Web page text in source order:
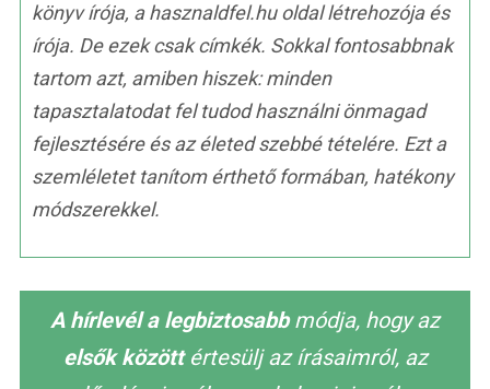
könyv írója, a hasznaldfel.hu oldal létrehozója és
írója. De ezek csak címkék. Sokkal fontosabbnak
tartom azt, amiben hiszek: minden
tapasztalatodat fel tudod használni önmagad
fejlesztésére és az életed szebbé tételére. Ezt a
szemléletet tanítom érthető formában, hatékony
módszerekkel.
A hírlevél a legbiztosabbmódja, hogy az
elsők közöttértesülj az írásaimról, az